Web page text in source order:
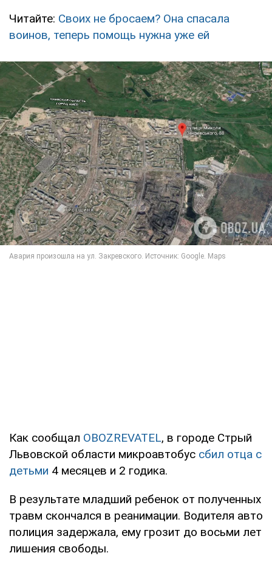
Читайте: Своих не бросаем? Она спасала
воинов, теперь помощь нужна уже ей
Как сообщал OBOZREVATEL, в городе Стрый
Львовской области микроавтобус сбил отца с
детьми 4 месяцев и 2 годика.
В результате младший ребенок от полученных
травм скончался в реанимации. Водителя авто
полиция задержала, ему грозит до восьми лет
лишения свободы.